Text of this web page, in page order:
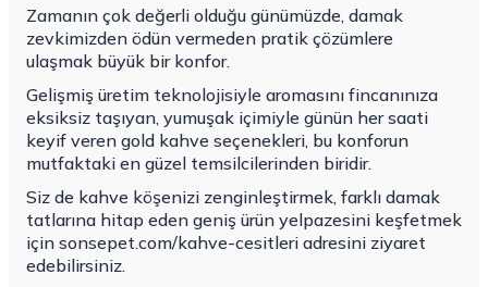
Zamanın çok değerli olduğu günümüzde, damak
zevkimizden ödün vermeden pratik çözümlere
ulaşmak büyük bir konfor.
Gelişmiş üretim teknolojisiyle aromasını fincanınıza
eksiksiz taşıyan, yumuşak içimiyle günün her saati
keyif veren gold kahve seçenekleri, bu konforun
mutfaktaki en güzel temsilcilerinden biridir.
Siz de kahve köşenizi zenginleştirmek, farklı damak
tatlarına hitap eden geniş ürün yelpazesini keşfetmek
için sonsepet.com/kahve-cesitleri adresini ziyaret
edebilirsiniz.